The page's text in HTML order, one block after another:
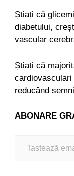
Știați că
diabetului,
vascular
Știați că
reducând
ABONARE